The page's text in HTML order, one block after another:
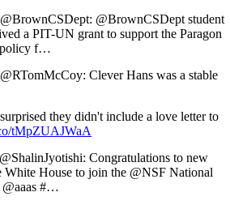
@BrownCSDept student
a PIT-UN grant to support the Paragon
policy f…
Clever Hans was a stable
they didn't include a love letter to
tMpZUAJWaA
Congratulations to new
White House to join the @NSF National
@aaas #…